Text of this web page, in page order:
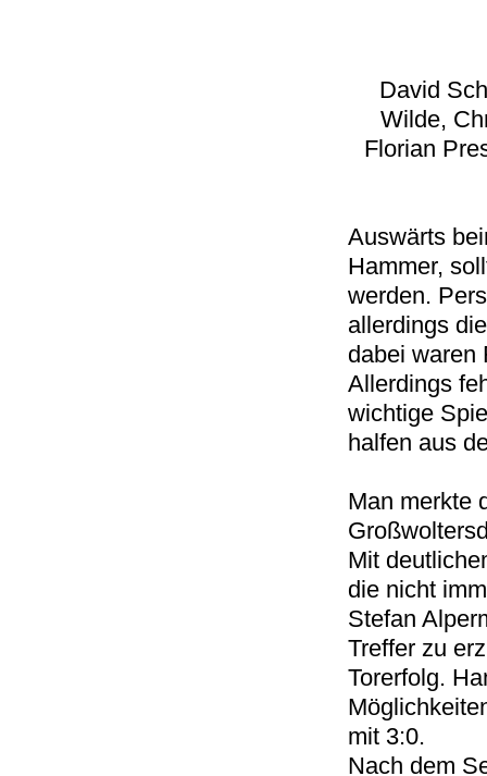
David
Wilde,
Florian
Auswärts
Hammer,
werden.
allerdings
dabei waren
Allerdings
wichtige
halfen aus
Man merkte
Mit
die nicht
Stefan
Treffer zu
Torerfolg.
mit 3:0.
Nach dem